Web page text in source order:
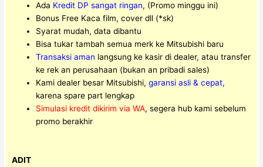
Ada Kredit DP sangat ringan, (Promo minggu ini)
Bonus Free Kaca film, cover dll (*sk)
Syarat mudah, data dibantu
Bisa tukar tambah semua merk ke Mitsubishi baru
Transaksi aman langsung ke kasir di dealer, atau transfer
ke rek an perusahaan (bukan an pribadi sales)
Kami dealer besar Mitsubishi, garansi asli & cepat,
karena spare part lengkap
Simulasi kredit dikirim via WA, segera hub kami sebelum
promo berakhir
ADIT